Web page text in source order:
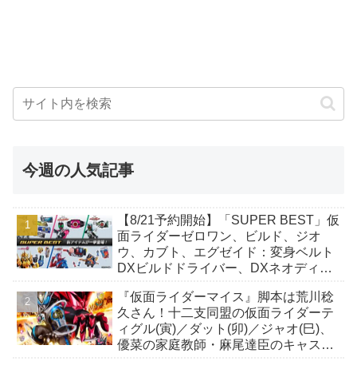
今週の人気記事
【8/21予約開始】「SUPER BEST」仮
面ライダーゼロワン、ビルド、ジオ
ウ、カブト、エグゼイド：変身ベルト
DXビルドドライバー、DXネオディケ
か12点！
『仮面ライダーマイス』脚本は荒川稔
久さん！十二支同盟の仮面ライダーテ
ィグル(寅)／ダット(卯)／ジャオ(巳)、
優菜の家庭教師・麻尾達臣のキャスト